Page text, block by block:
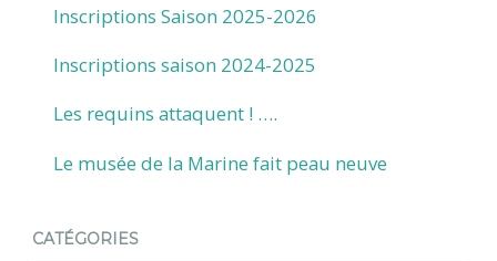
Inscriptions Saison 2025-2026
Inscriptions saison 2024-2025
Les requins attaquent ! ….
Le musée de la Marine fait peau neuve
CATÉGORIES